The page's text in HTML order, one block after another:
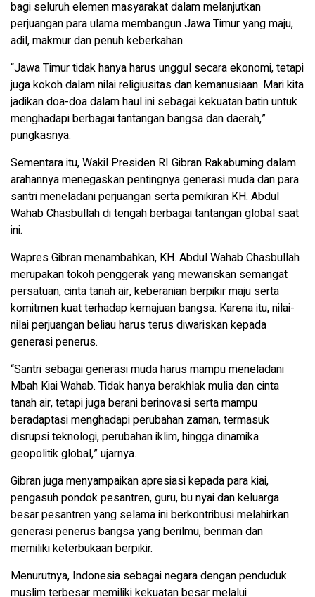
bagi seluruh elemen masyarakat dalam melanjutkan
perjuangan para ulama membangun Jawa Timur yang maju,
adil, makmur dan penuh keberkahan.
“Jawa Timur tidak hanya harus unggul secara ekonomi, tetapi
juga kokoh dalam nilai religiusitas dan kemanusiaan. Mari kita
jadikan doa-doa dalam haul ini sebagai kekuatan batin untuk
menghadapi berbagai tantangan bangsa dan daerah,”
pungkasnya.
Sementara itu, Wakil Presiden RI Gibran Rakabuming dalam
arahannya menegaskan pentingnya generasi muda dan para
santri meneladani perjuangan serta pemikiran KH. Abdul
Wahab Chasbullah di tengah berbagai tantangan global saat
ini.
Wapres Gibran menambahkan, KH. Abdul Wahab Chasbullah
merupakan tokoh penggerak yang mewariskan semangat
persatuan, cinta tanah air, keberanian berpikir maju serta
komitmen kuat terhadap kemajuan bangsa. Karena itu, nilai-
nilai perjuangan beliau harus terus diwariskan kepada
generasi penerus.
“Santri sebagai generasi muda harus mampu meneladani
Mbah Kiai Wahab. Tidak hanya berakhlak mulia dan cinta
tanah air, tetapi juga berani berinovasi serta mampu
beradaptasi menghadapi perubahan zaman, termasuk
disrupsi teknologi, perubahan iklim, hingga dinamika
geopolitik global,” ujarnya.
Gibran juga menyampaikan apresiasi kepada para kiai,
pengasuh pondok pesantren, guru, bu nyai dan keluarga
besar pesantren yang selama ini berkontribusi melahirkan
generasi penerus bangsa yang berilmu, beriman dan
memiliki keterbukaan berpikir.
Menurutnya, Indonesia sebagai negara dengan penduduk
muslim terbesar memiliki kekuatan besar melalui